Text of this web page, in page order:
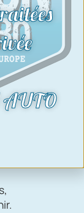
une
AUTO